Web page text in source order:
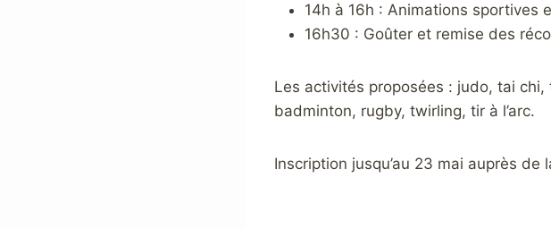
14h à 16h : Animations sportives
16h30 : Goûter et remise des
Les activités proposées : judo, tai
badminton, rugby, twirling, tir à l’arc.
Inscription jusqu’au 23 mai auprès de